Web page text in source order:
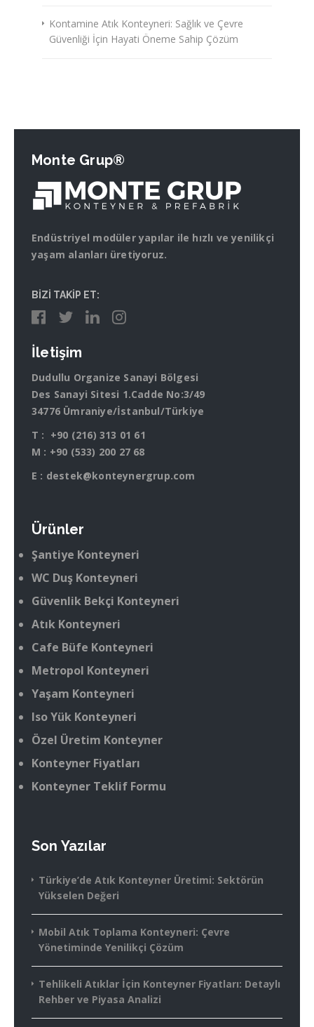
Kontamine Atık Konteyneri: Sağlık ve Çevre
Güvenliği İçin Hayati Öneme Sahip Çözüm
Monte Grup®
Endüstriyel modüler yapılar ile hızlı ve yenilikçi
yaşam alanları üretiyoruz.
BİZİ TAKİP ET:
İletişim
Dudullu Organize Sanayi Bölgesi
Des Sanayi Sitesi 1.Cadde No:3/49
34776 Ümraniye/İstanbul/Türkiye
T : +90 (216) 313 01 61
M : +90 (533) 200 27 68
E : destek@konteynergrup.com
Ürünler
Şantiye Konteyneri
WC Duş Konteyneri
Güvenlik Bekçi Konteyneri
Atık Konteyneri
Cafe Büfe Konteyneri
Metropol Konteyneri
Yaşam Konteyneri
Iso Yük Konteyneri
Özel Üretim Konteyner
Konteyner Fiyatları
Konteyner Teklif Formu
Son Yazılar
Türkiye’de Atık Konteyner Üretimi: Sektörün
Yükselen Değeri
Mobil Atık Toplama Konteyneri: Çevre
Yönetiminde Yenilikçi Çözüm
Tehlikeli Atıklar İçin Konteyner Fiyatları: Detaylı
Rehber ve Piyasa Analizi